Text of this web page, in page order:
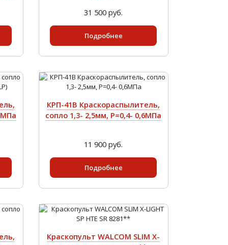
31 500 руб.
Подробнее
КРП-41В Краскораспылитель,
сопло 1,3- 2,5мм, Р=0,4- 0,6МПа
11 900 руб.
Подробнее
Краскопульт WALCOM SLIM X-